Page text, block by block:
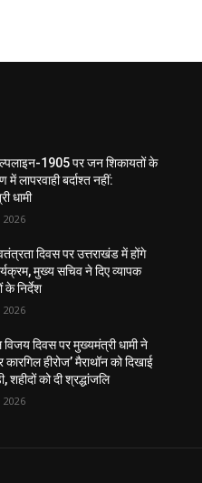
1905 पर जन शिकायतों के
में लापरवाही बर्दाश्त नहीं:
धामी
2026
दिवस पर उत्तराखंड में होंगे
मुख्य सचिव ने दिए व्यापक
के निर्देश
2026
विजय दिवस पर मुख्यमंत्री धामी ने
कारगिल हीरोज’ मैराथॉन को दिखाई
शहीदों को दी श्रद्धांजलि
2026